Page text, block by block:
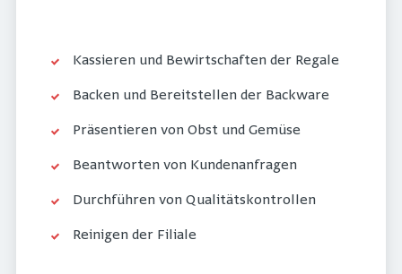
Kassieren und Bewirtschaften der Regale
Backen und Bereitstellen der Backware
Präsentieren von Obst und Gemüse
Beantworten von Kundenanfragen
Durchführen von Qualitätskontrollen
Reinigen der Filiale